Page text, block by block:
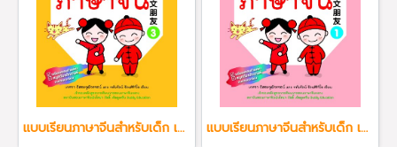
แบบเรียนภาษาจีนสำหรับเด็ก เพื่อนภาษาจีน เล่ม 3 แบบเรียนภาษาจีนสำหรับเด็ก เพื่อนภาษาจีน เล่ม 1